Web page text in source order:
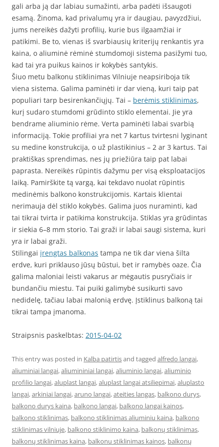
gali arba ją dar labiau sumažinti, arba padėti išsaugoti
esamą. Žinoma, kad privalumų yra ir daugiau, pavyzdžiui,
jums nereikės dažyti profilių, kurie bus ilgaamžiai ir
patikimi. Be to, vienas iš svarbiausių kriterijų renkantis yra
kaina, o aliuminė rėminė stumdomoji sistema pasižymi tuo,
kad tai yra puikus kainos ir kokybės santykis.
Šiuo metu balkonu stiklinimas Vilniuje neapsiriboja tik
viena sistema. Galima paminėti ir dar vieną, kuri taip pat
populiari tarp besirenkančiųjų. Tai – berėmis stiklinimas,
kurį sudaro stumdomi grūdinto stiklo elementai. Jie yra
bendrame aliuminio rėme. Verta paminėti labai svarbią
informaciją. Tokie profiliai yra net 7 kartus tvirtesni lyginant
su medine konstrukcija, o už plastikinius – 2 ar 3 kartus. Tai
praktiškas sprendimas, nes jų priežiūra taip pat labai
paprasta. Nereikės rūpintis dažymu per visą eksploatacijos
laiką. Pamirškite tą vargą, kai tekdavo nuolat rūpintis
medinėmis balkono konstrukcijomis. Kartais klientai
nerimauja dėl stiklo kokybės. Galima juos nuraminti, kad
tai tikrai tvirta ir patikima konstrukcija. Stiklas yra grūdintas
ir siekia 6–8 mm storio. Tai graži ir labai saugi sistema, kuri
yra ir labai graži.
Stilingai įrengtas balkonas tampa ne tik dar viena šilta
erdve, kuri priklauso jūsų būstui, bet ir ramybės oaze. Čia
galima maloniai leisti vakarus ar mėgautis pusryčiais ir
bundančiu miestu. Tai puiki galimybė susikurti savo
nedidelę, tačiau labai malonią erdvę. Įstiklinus balkoną tai
tikrai tampa įmanoma.
Straipsnis paskelbtas: 2015-04-02
This entry was posted in Kalba patirtisand tagged alfredo langai,
aliuminiai langai,aliumininiai langai,aliuminio langai,aliuminio
profilio langai,aluplast langai,aluplast langai atsiliepimai,aluplasto
langai,arkiniai langai,aruno langai,ateities langas, balkono durys,
balkono durys kaina, balkono langai, balkono langai kainos,
balkono stiklinimas, balkono stiklinimas aliuminiu kaina, balkono
stiklinimas vilniuje, balkono stiklinimo kaina, balkonų stiklinimas,
balkonų stiklinimas kaina, balkonu stiklinimas kainos, balkonų